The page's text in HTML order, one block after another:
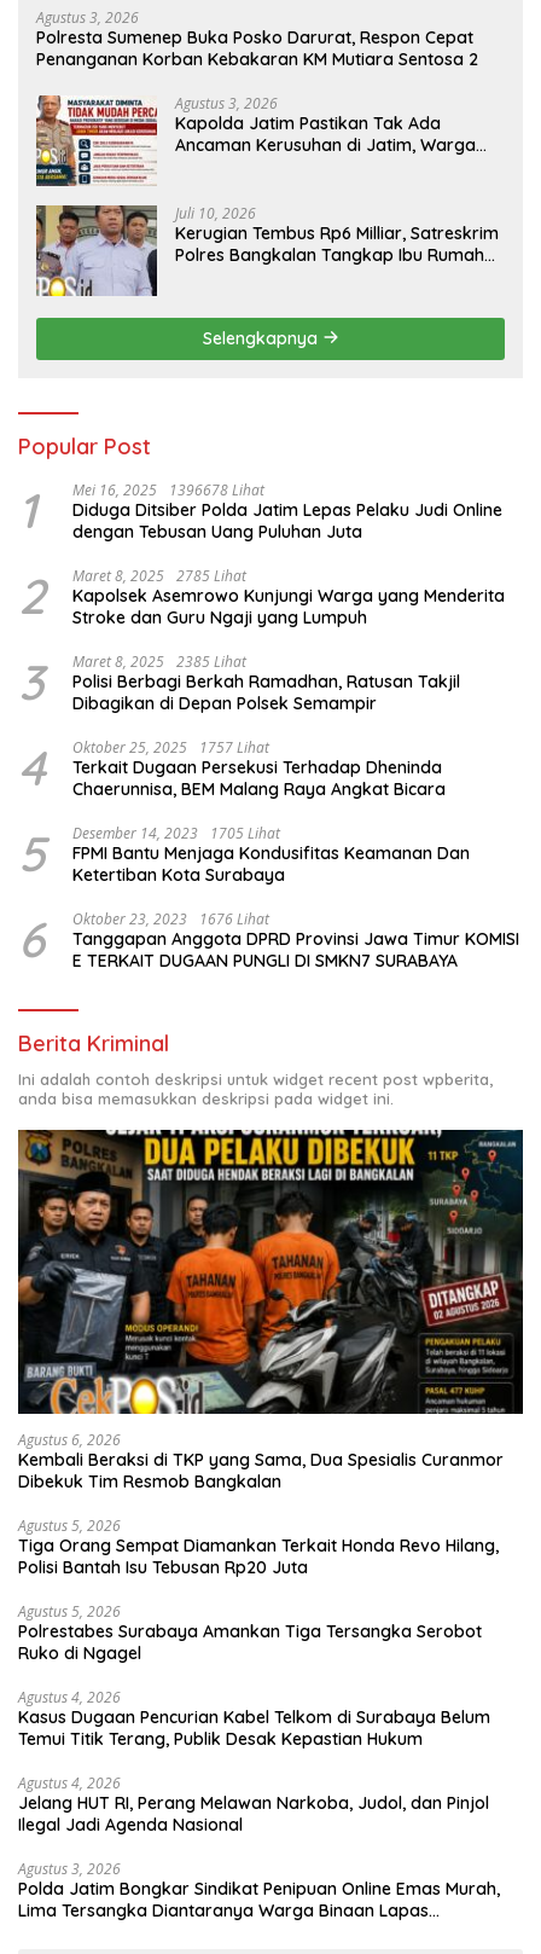
Agustus 3, 2026
Polresta Sumenep Buka Posko Darurat, Respon Cepat
Penanganan Korban Kebakaran KM Mutiara Sentosa 2
Agustus 3, 2026
Kapolda Jatim Pastikan Tak Ada
Ancaman Kerusuhan di Jatim, Warga
Juli 10, 2026
Kerugian Tembus Rp6 Milliar, Satreskrim
Polres Bangkalan Tangkap Ibu Rumah
Selengkapnya
Popular Post
1 Mei 16, 2025 1396678 Lihat
Diduga Ditsiber Polda Jatim Lepas Pelaku Judi Online
dengan Tebusan Uang Puluhan Juta
2 Maret 8, 2025 2785 Lihat
Kapolsek Asemrowo Kunjungi Warga yang Menderita
Stroke dan Guru Ngaji yang Lumpuh
3 Maret 8, 2025 2385 Lihat
Polisi Berbagi Berkah Ramadhan, Ratusan Takjil
Dibagikan di Depan Polsek Semampir
4 Oktober 25, 2025 1757 Lihat
Terkait Dugaan Persekusi Terhadap Dheninda
Chaerunnisa, BEM Malang Raya Angkat Bicara
5 Desember 14, 2023 1705 Lihat
FPMI Bantu Menjaga Kondusifitas Keamanan Dan
Ketertiban Kota Surabaya
6 Oktober 23, 2023 1676 Lihat
Tanggapan Anggota DPRD Provinsi Jawa Timur KOMISI
E TERKAIT DUGAAN PUNGLI DI SMKN7 SURABAYA
Berita Kriminal
Ini adalah contoh deskripsi untuk widget recent post wpberita,
anda bisa memasukkan deskripsi pada widget ini.
Agustus 6, 2026
Kembali Beraksi di TKP yang Sama, Dua Spesialis Curanmor
Dibekuk Tim Resmob Bangkalan
Agustus 5, 2026
Tiga Orang Sempat Diamankan Terkait Honda Revo Hilang,
Polisi Bantah Isu Tebusan Rp20 Juta
Agustus 5, 2026
Polrestabes Surabaya Amankan Tiga Tersangka Serobot
Ruko di Ngagel
Agustus 4, 2026
Kasus Dugaan Pencurian Kabel Telkom di Surabaya Belum
Temui Titik Terang, Publik Desak Kepastian Hukum
Agustus 4, 2026
Jelang HUT RI, Perang Melawan Narkoba, Judol, dan Pinjol
Ilegal Jadi Agenda Nasional
Agustus 3, 2026
Polda Jatim Bongkar Sindikat Penipuan Online Emas Murah,
Lima Tersangka Diantaranya Warga Binaan Lapas